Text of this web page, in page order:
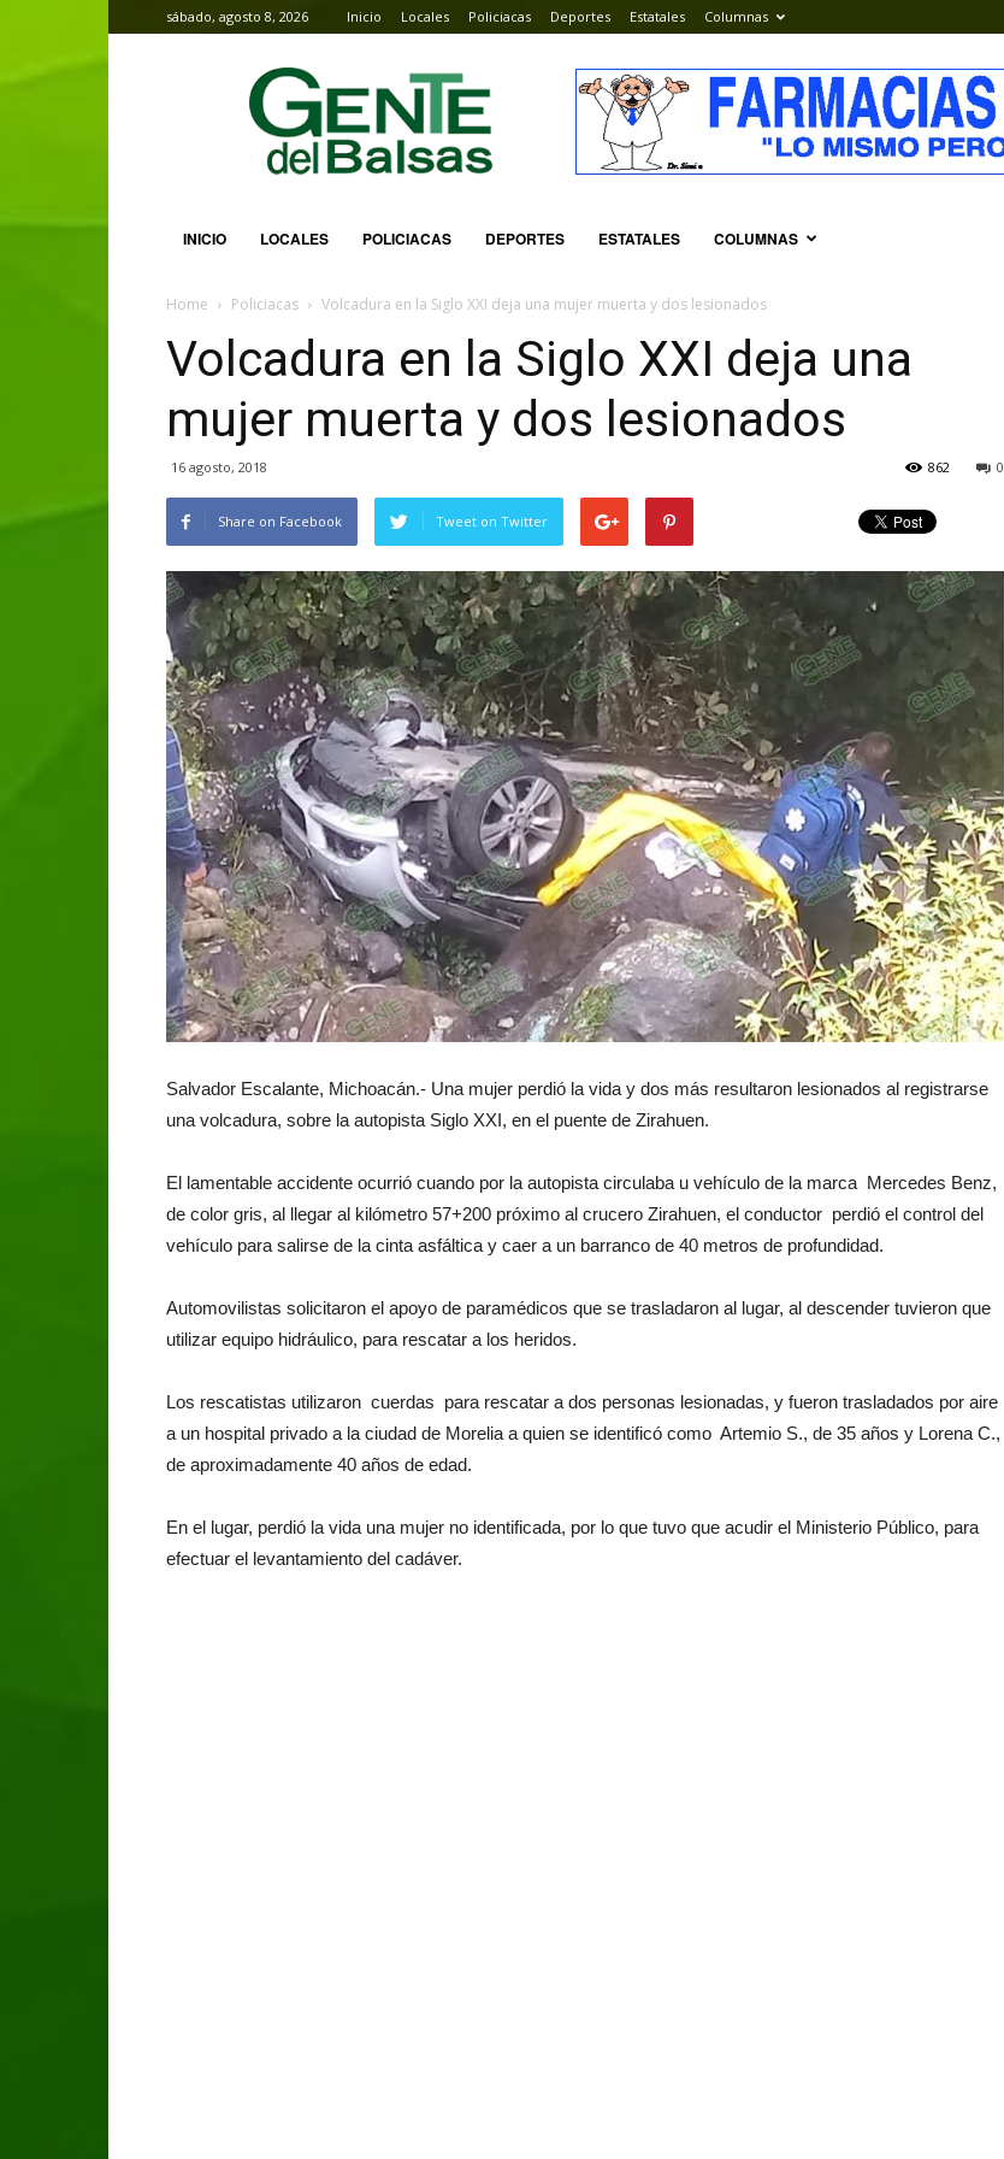
sábado, agosto 8, 2026 Inicio Locales Policiacas Deportes Estatales Columnas
Gente
del
Balsas
INICIO LOCALES POLICIACAS DEPORTES ESTATALES COLUMNAS
Home Policiacas Volcadura en la Siglo XXI deja una mujer muerta y dos lesionados
Volcadura en la Siglo XXI deja una
mujer muerta y dos lesionados
16 agosto, 2018 0
862
Share on Facebook Tweet on Twitter
Salvador Escalante, Michoacán.- Una mujer perdió la vida y dos más resultaron lesionados al registrarse
una volcadura, sobre la autopista Siglo XXI, en el puente de Zirahuen.
El lamentable accidente ocurrió cuando por la autopista circulaba u vehículo de la marca Mercedes Benz,
de color gris, al llegar al kilómetro 57+200 próximo al crucero Zirahuen, el conductor perdió el control del
vehículo para salirse de la cinta asfáltica y caer a un barranco de 40 metros de profundidad.
Automovilistas solicitaron el apoyo de paramédicos que se trasladaron al lugar, al descender tuvieron que
utilizar equipo hidráulico, para rescatar a los heridos.
Los rescatistas utilizaron cuerdas para rescatar a dos personas lesionadas, y fueron trasladados por aire
a un hospital privado a la ciudad de Morelia a quien se identificó como Artemio S., de 35 años y Lorena C.,
de aproximadamente 40 años de edad.
En el lugar, perdió la vida una mujer no identificada, por lo que tuvo que acudir el Ministerio Público, para
efectuar el levantamiento del cadáver.